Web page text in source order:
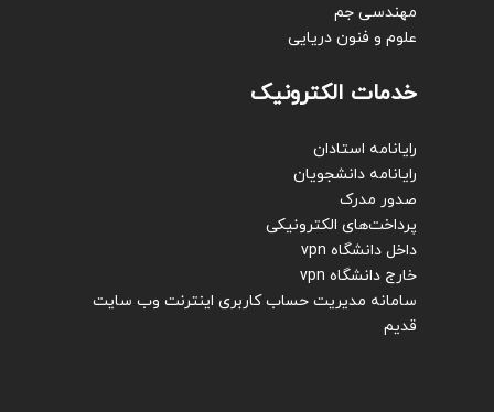
مهندسی جم
علوم و فنون دریایی
خدمات الکترونیک
رایانامه استادان
رایانامه دانشجویان
صدور مدرک
پرداخت‌های الکترونیکی
داخل دانشگاه vpn
خارج دانشگاه vpn
سامانه مدیریت حساب کاربری اینترنت وب سایت
قدیم